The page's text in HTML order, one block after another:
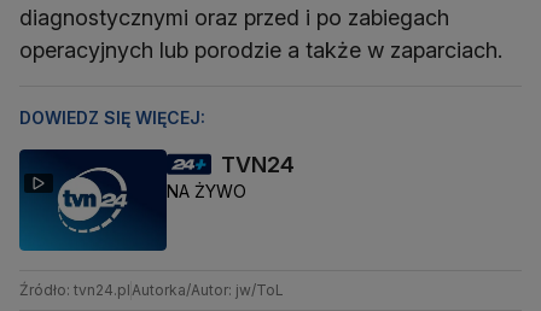
diagnostycznymi oraz przed i po zabiegach
operacyjnych lub porodzie a także w zaparciach.
DOWIEDZ SIĘ WIĘCEJ:
TVN24
NA ŻYWO
Źródło: tvn24.plAutorka/Autor: jw/ToL